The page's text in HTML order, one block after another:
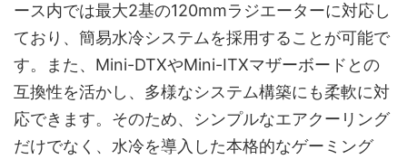
ース内では最大2基の120mmラジエーターに対応し
ており、簡易水冷システムを採用することが可能で
す。また、Mini-DTXやMini-ITXマザーボードとの
互換性を活かし、多様なシステム構築にも柔軟に対
応できます。そのため、シンプルなエアクーリング
だけでなく、水冷を導入した本格的なゲーミング